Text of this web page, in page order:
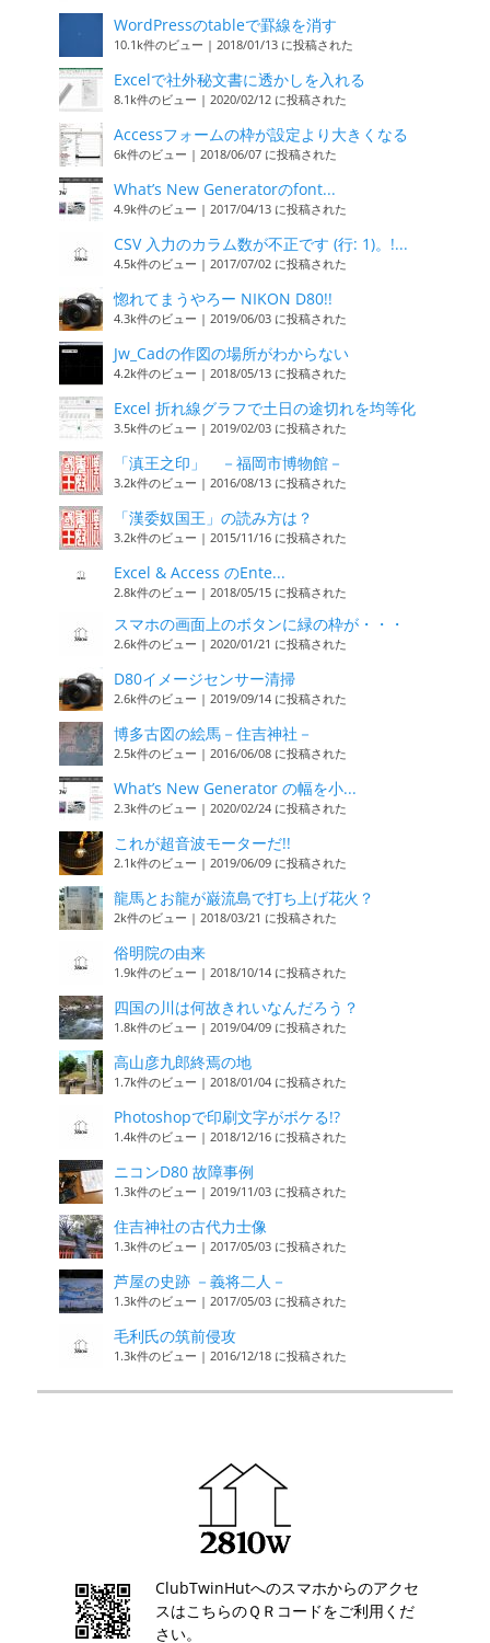
WordPressのtableで罫線を消す
10.1k件のビュー | 2018/01/13 に投稿された
Excelで社外秘文書に透かしを入れる
8.1k件のビュー | 2020/02/12 に投稿された
Accessフォームの枠が設定より大きくなる
6k件のビュー | 2018/06/07 に投稿された
What’s New Generatorのfont...
4.9k件のビュー | 2017/04/13 に投稿された
CSV 入力のカラム数が不正です (行: 1)。!...
4.5k件のビュー | 2017/07/02 に投稿された
惚れてまうやろー NIKON D80!!
4.3k件のビュー | 2019/06/03 に投稿された
Jw_Cadの作図の場所がわからない
4.2k件のビュー | 2018/05/13 に投稿された
Excel 折れ線グラフで土日の途切れを均等化
3.5k件のビュー | 2019/02/03 に投稿された
「滇王之印」 －福岡市博物館－
3.2k件のビュー | 2016/08/13 に投稿された
「漢委奴国王」の読み方は？
3.2k件のビュー | 2015/11/16 に投稿された
Excel & Access のEnte...
2.8k件のビュー | 2018/05/15 に投稿された
スマホの画面上のボタンに緑の枠が・・・
2.6k件のビュー | 2020/01/21 に投稿された
D80イメージセンサー清掃
2.6k件のビュー | 2019/09/14 に投稿された
博多古図の絵馬－住吉神社－
2.5k件のビュー | 2016/06/08 に投稿された
What’s New Generator の幅を小...
2.3k件のビュー | 2020/02/24 に投稿された
これが超音波モーターだ!!
2.1k件のビュー | 2019/06/09 に投稿された
龍馬とお龍が巌流島で打ち上げ花火？
2k件のビュー | 2018/03/21 に投稿された
俗明院の由来
1.9k件のビュー | 2018/10/14 に投稿された
四国の川は何故きれいなんだろう？
1.8k件のビュー | 2019/04/09 に投稿された
高山彦九郎終焉の地
1.7k件のビュー | 2018/01/04 に投稿された
Photoshopで印刷文字がボケる!?
1.4k件のビュー | 2018/12/16 に投稿された
ニコンD80 故障事例
1.3k件のビュー | 2019/11/03 に投稿された
住吉神社の古代力士像
1.3k件のビュー | 2017/05/03 に投稿された
芦屋の史跡 －義将二人－
1.3k件のビュー | 2017/05/03 に投稿された
毛利氏の筑前侵攻
1.3k件のビュー | 2016/12/18 に投稿された
ClubTwinHutへのスマホからのアクセ
スはこちらのＱＲコードをご利用くだ
さい。